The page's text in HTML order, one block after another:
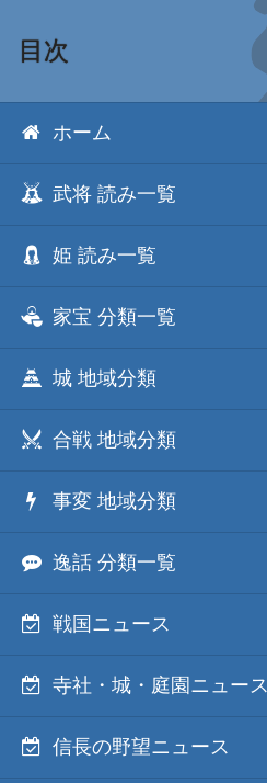
目次
ホーム
武将 読み一覧
姫 読み一覧
家宝 分類一覧
城 地域分類
合戦 地域分類
事変 地域分類
逸話 分類一覧
戦国ニュース
寺社・城・庭園ニュース
信長の野望ニュース